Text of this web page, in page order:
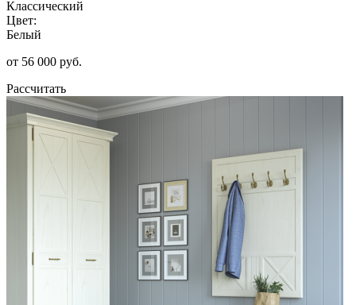
Классический
Цвет:
Белый
от 56 000 руб.
Рассчитать